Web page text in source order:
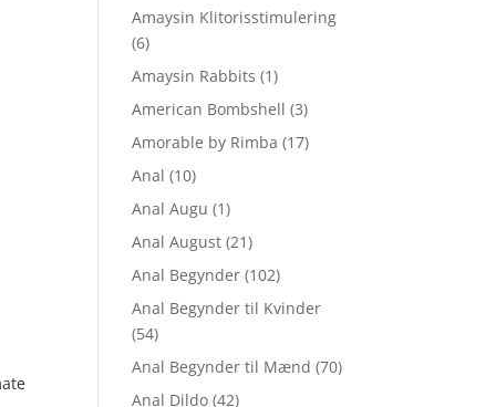
Amaysin Klitorisstimulering
(6)
Amaysin Rabbits (1)
American Bombshell (3)
Amorable by Rimba (17)
Anal (10)
Anal Augu (1)
Anal August (21)
Anal Begynder (102)
Anal Begynder til Kvinder
(54)
Anal Begynder til Mænd (70)
Anal Dildo (42)